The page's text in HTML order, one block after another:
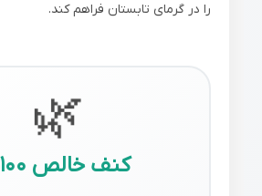
را در گرمای تابستان فراهم کند.
🌿
کنف خالص 100%